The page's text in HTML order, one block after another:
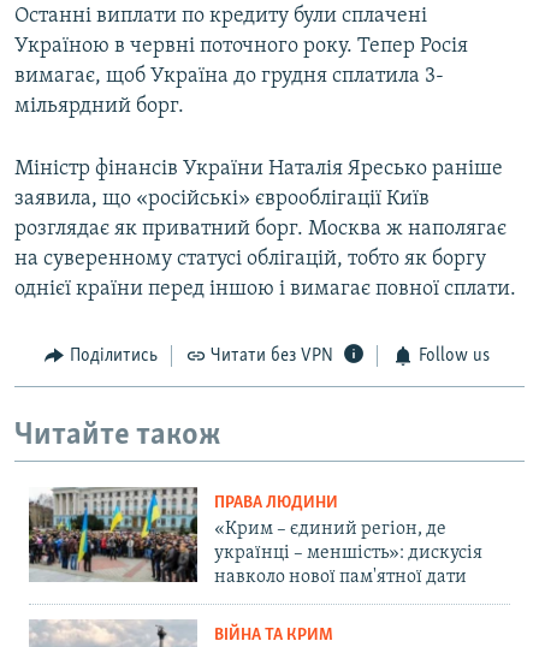
Останні виплати по кредиту були сплачені
Україною в червні поточного року. Тепер Росія
вимагає, щоб Україна до грудня сплатила 3-
мільярдний борг.
Міністр фінансів України Наталія Яресько раніше
заявила, що «російські» єврооблігації Київ
розглядає як приватний борг. Москва ж наполягає
на суверенному статусі облігацій, тобто як боргу
однієї країни перед іншою і вимагає повної сплати.
Поділитись Читати без VPN Follow us
Читайте також
ПРАВА ЛЮДИНИ
«Крим – єдиний регіон, де
українці – меншість»: дискусія
навколо нової пам'ятної дати
ВІЙНА ТА КРИМ